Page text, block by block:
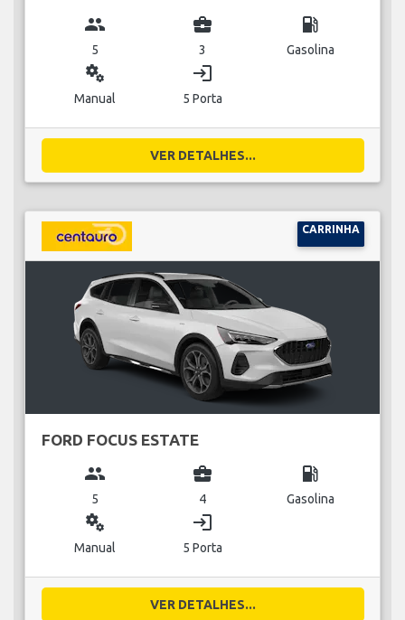
group
5
business_center
3
local_gas_station
Gasolina
miscellaneous_services
Manual
login
5 Porta
VER DETALHES...
CARRINHA
FORD FOCUS ESTATE
group
5
business_center
4
local_gas_station
Gasolina
miscellaneous_services
Manual
login
5 Porta
VER DETALHES...